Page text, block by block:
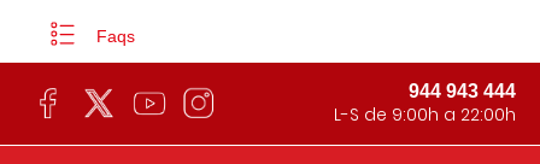
Faqs
944 943 444
L-S de 9:00h a 22:00h